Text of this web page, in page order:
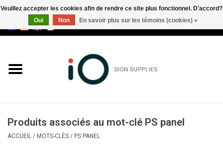
Marques
Appelez-nous au +32 3 353 67
Produits associés au mot-clé PS panel
ACCUEIL / MOTS-CLÉS / PS PANEL
Veuillez accepter les cookies afin de rendre ce site plus fonctionnel. D'accord?
Oui
Non En savoir plus sur les témoins (cookies) »